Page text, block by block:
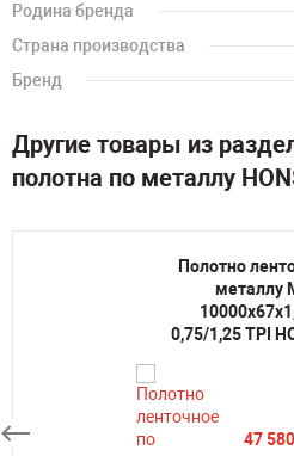
Родина бренда
Страна производства
Бренд
Другие товары из
полотна по металлу
Полотно
металлу
0,75/1,25 TPI
47 580